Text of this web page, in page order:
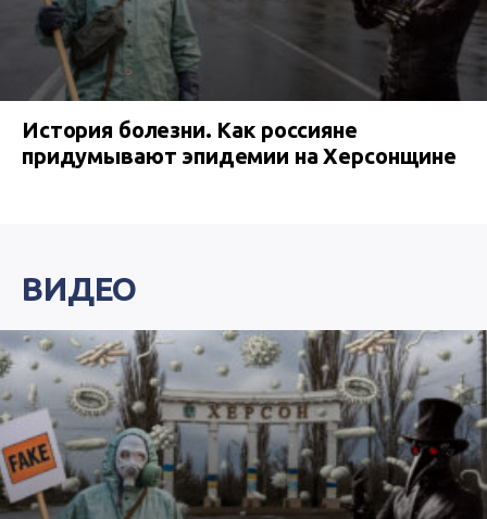
История болезни. Как россияне
придумывают эпидемии на Херсонщине
ВИДЕО